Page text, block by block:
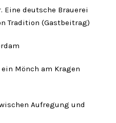
Eine deutsche Brauerei
Tradition (Gastbeitrag)
Mönch am Kragen
Aufregung und